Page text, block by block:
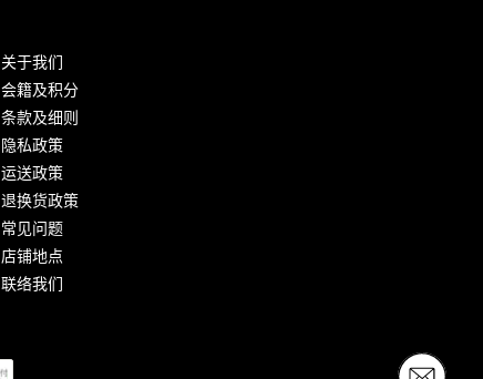
关于我们
会籍及积分
条款及细则
隐私政策
运送政策
退换货政策
常见问题
店铺地点
联络我们